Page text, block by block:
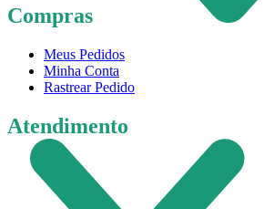
Compras
Meus Pedidos
Minha Conta
Rastrear Pedido
Atendimento